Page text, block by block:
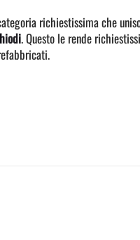
richiestissima che
. Questo le rende